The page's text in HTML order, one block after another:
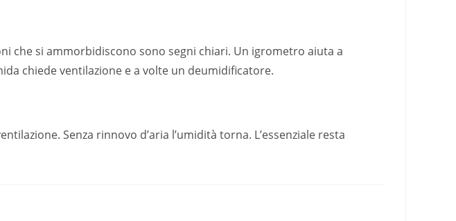
che si ammorbidiscono sono segni chiari. Un igrometro aiuta a
chiede ventilazione e a volte un deumidificatore.
Senza rinnovo d’aria l’umidità torna. L’essenziale resta